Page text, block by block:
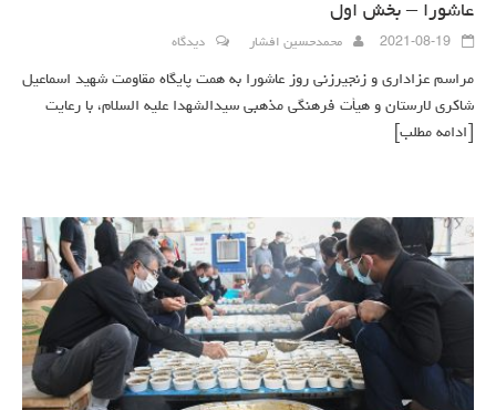
عاشورا – بخش اول
2021-08-19 محمدحسین افشار دیدگاه
مراسم عزاداری و زنجیرزنی روز عاشورا به همت پایگاه مقاومت شهید اسماعیل
شاکری لارستان و هیأت فرهنگی مذهبی سیدالشهدا علیه السلام، با رعایت
[ادامه مطلب]